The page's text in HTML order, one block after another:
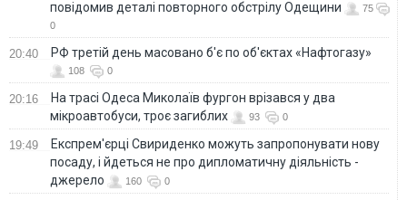
повідомив деталі повторного обстрілу Одещини
75
0
20:40 РФ третій день масовано б'є по об'єктах «Нафтогазу»
108 0
20:16
На трасі Одеса Миколаїв фургон врізався у два
мікроавтобуси, троє загиблих
93 0
19:49
Експрем'єрці Свириденко можуть запропонувати нову
посаду, і йдеться не про дипломатичну діяльність -
джерело
160 0